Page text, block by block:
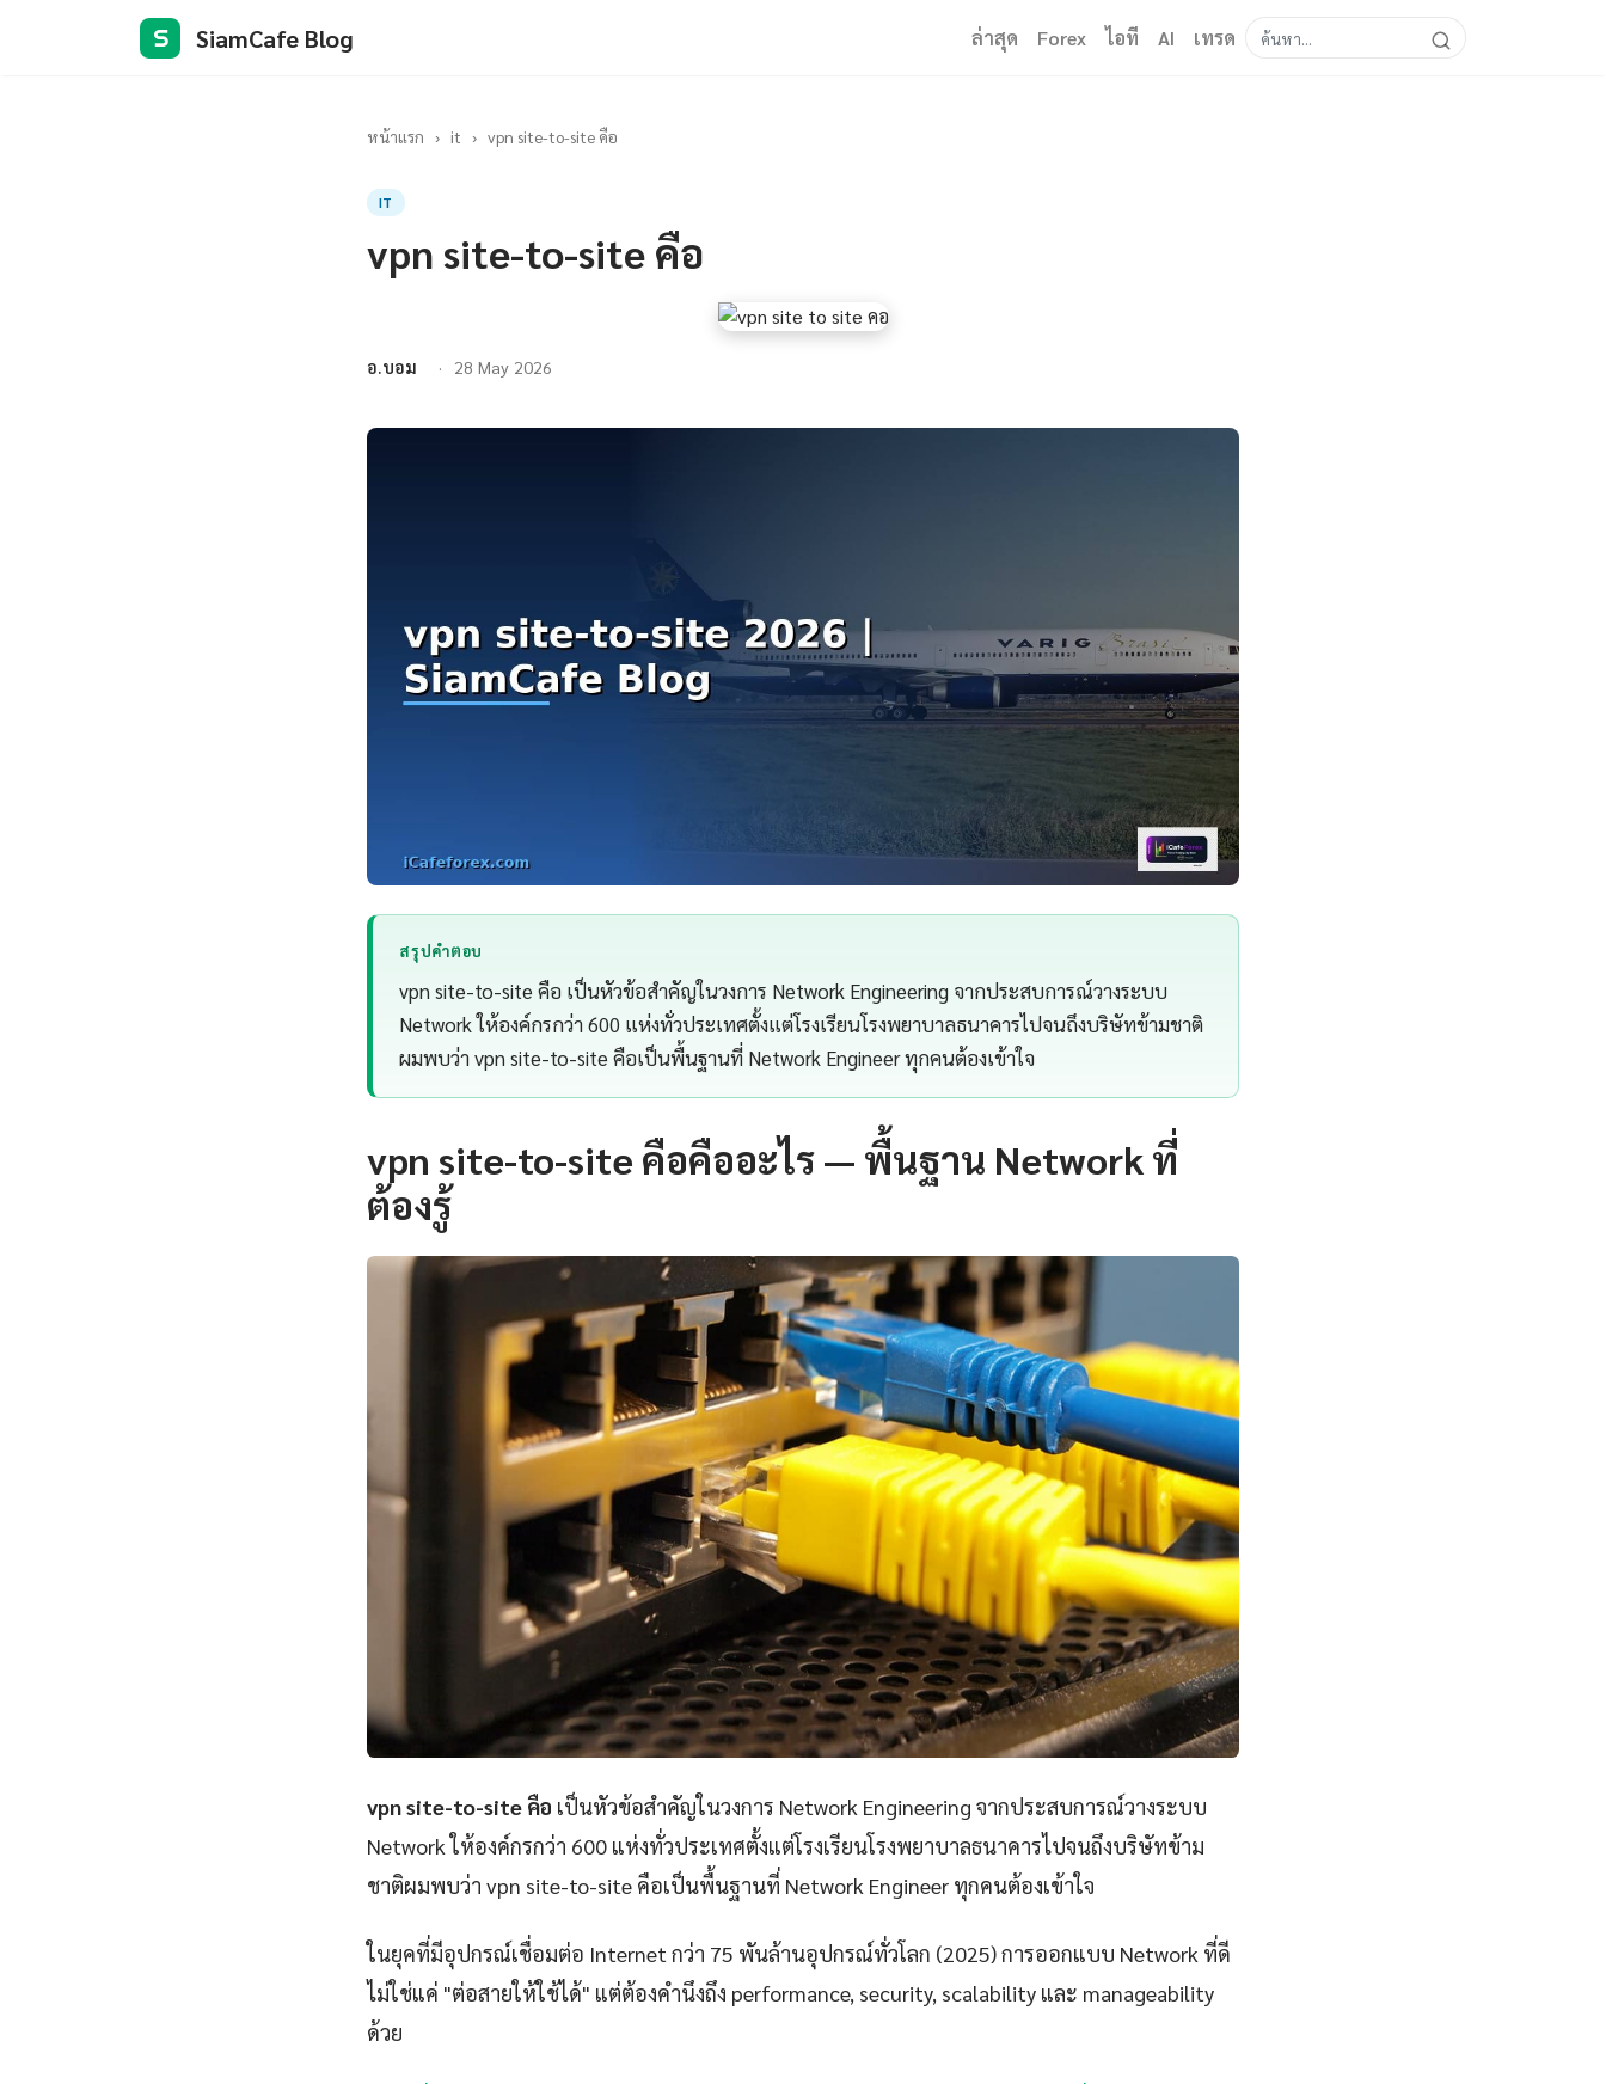
S SiamCafe Blog ล่าสุด Forex ไอที AI เทรด
หน้าแรก › it › vpn site-to-site คือ
IT
vpn site-to-site คือ
อ.บอม 28 May 2026
สรุปคำตอบ
vpn site-to-site คือ เป็นหัวข้อสำคัญในวงการ Network Engineering จากประสบการณ์วางระบบ
Network ให้องค์กรกว่า 600 แห่งทั่วประเทศตั้งแต่โรงเรียนโรงพยาบาลธนาคารไปจนถึงบริษัทข้ามชาติ
ผมพบว่า vpn site-to-site คือเป็นพื้นฐานที่ Network Engineer ทุกคนต้องเข้าใจ
vpn site-to-site คือคืออะไร — พื้นฐาน Network ที่
ต้องรู้
vpn site-to-site คือ เป็นหัวข้อสำคัญในวงการ Network Engineering จากประสบการณ์วางระบบ
Network ให้องค์กรกว่า 600 แห่งทั่วประเทศตั้งแต่โรงเรียนโรงพยาบาลธนาคารไปจนถึงบริษัทข้าม
ชาติผมพบว่า vpn site-to-site คือเป็นพื้นฐานที่ Network Engineer ทุกคนต้องเข้าใจ
ในยุคที่มีอุปกรณ์เชื่อมต่อ Internet กว่า 75 พันล้านอุปกรณ์ทั่วโลก (2025) การออกแบบ Network ที่ดี
ไม่ใช่แค่ "ต่อสายให้ใช้ได้" แต่ต้องคำนึงถึง performance, security, scalability และ manageability
ด้วย